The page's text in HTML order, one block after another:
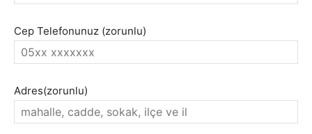
Cep Telefonunuz (zorunlu)
Adres(zorunlu)